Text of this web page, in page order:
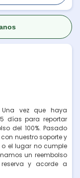
vez que haya
días para reportar
del 100%. Pasado
nuestro soporte y
el lugar no cumple
un reembolso
y acorde a